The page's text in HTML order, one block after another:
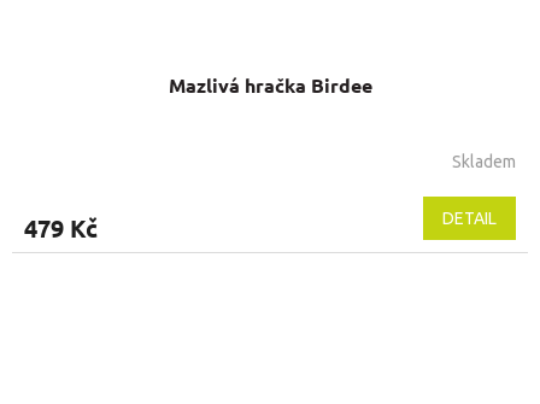
Mazlivá hračka Birdee
Skladem
479 Kč DETAIL